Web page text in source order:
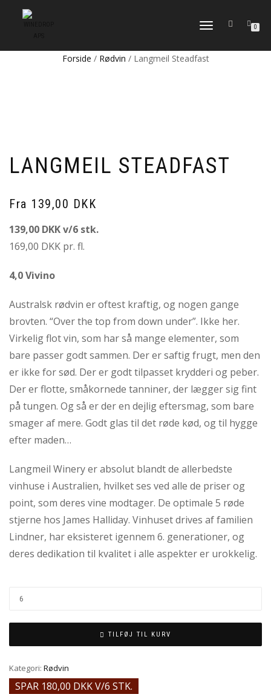
FLIP
0
Forside / Rødvin / Langmeil Steadfast
LANGMEIL STEADFAST
Fra 139,00 DKK
139,00 DKK v/6 stk.
169,00 DKK pr. fl.
4,0 Vivino
Australsk rødvin er oftest kraftig, og nogen gange
brovten. “Over the top from down under”. Ikke her.
Virkelig flot vin, som har så mange elementer, som
bare passer godt sammen. Der er saftig frugt, men den
er ikke for sød. Der er godt tilpasset krydderi og peber.
Der er flotte, småkornede tanniner, der lægger sig fint
på tungen. Og så er der en dejlig eftersmag, som bare
smager af mere. Godt glas til det røde kød, og til hygge
efter maden…
Langmeil Winery er absolut blandt de allerbedste
vinhuse i Australien, hvilket ses ved alle de priser og
point, som deres vine modtager. De optimale 5 røde
stjerne hos James Halliday. Vinhuset drives af familien
Lindner, har eksisteret igennem 6. generationer, og
deres dedikation til kvalitet i alle aspekter er urokkelig.
TILFØJ TIL KURV
Kategori: Rødvin
SPAR 180,00 DKK V/6 STK.